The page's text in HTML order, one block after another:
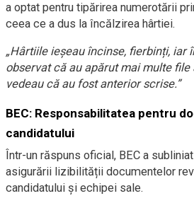
a optat pentru tipărirea numerotării
ceea ce a dus la încălzirea hârtiei.
„Hârtiile ieșeau încinse, fierbinți, iar
observat că au apărut mai multe file
vedeau că au fost anterior scrise.”
BEC: Responsabilitatea pentru
candidatului
Într-un răspuns oficial, BEC a
asigurării lizibilității documentelor
candidatului și echipei sale.